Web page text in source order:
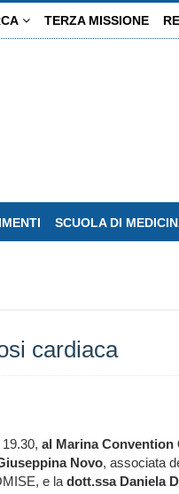
TERZA MISSIONE
SCUOLA DI
cardiaca
al Marina Convention
Novo, associata
e la dott.ssa Daniela